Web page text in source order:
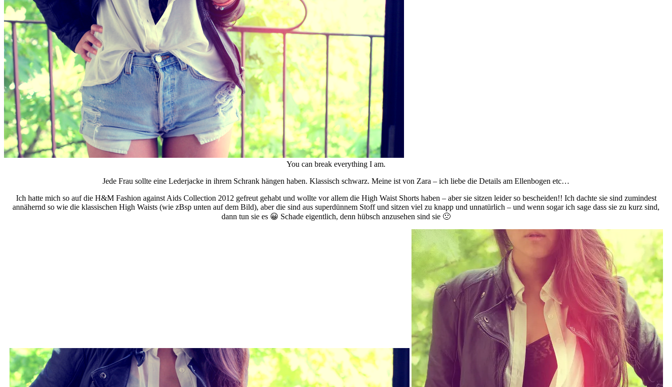
You can break everything I am.
Jede Frau sollte eine Lederjacke in ihrem Schrank hängen haben. Klassisch schwarz. Meine ist von Zara – ich liebe die Details am Ellenbogen etc…
Ich hatte mich so auf die H&M Fashion against Aids Collection 2012 gefreut gehabt und wollte vor allem die High Waist Shorts haben – aber sie sitzen leider so bescheiden!! Ich dachte sie sind zumindest
annähernd so wie die klassischen High Waists (wie zBsp unten auf dem Bild), aber die sind aus superdünnem Stoff und sitzen viel zu knapp und unnatürlich – und wenn sogar ich sage dass sie zu kurz sind,
dann tun sie es 😀 Schade eigentlich, denn hübsch anzusehen sind sie 🙁